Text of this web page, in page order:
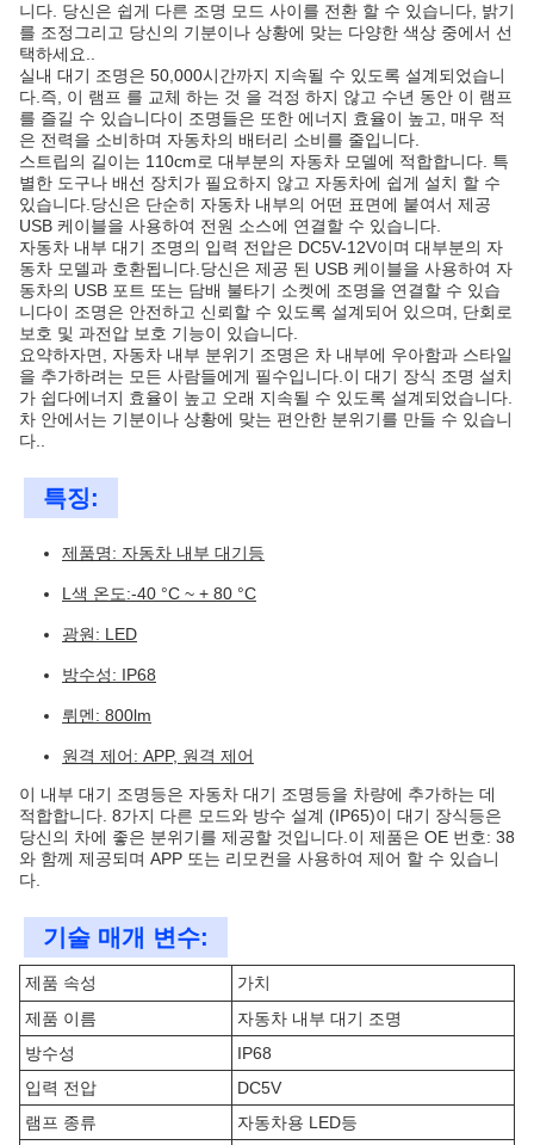
니다. 당신은 쉽게 다른 조명 모드 사이를 전환 할 수 있습니다, 밝기
를 조정그리고 당신의 기분이나 상황에 맞는 다양한 색상 중에서 선
택하세요..
실내 대기 조명은 50,000시간까지 지속될 수 있도록 설계되었습니
다.즉, 이 램프 를 교체 하는 것 을 걱정 하지 않고 수년 동안 이 램프
를 즐길 수 있습니다이 조명들은 또한 에너지 효율이 높고, 매우 적
은 전력을 소비하며 자동차의 배터리 소비를 줄입니다.
스트립의 길이는 110cm로 대부분의 자동차 모델에 적합합니다. 특
별한 도구나 배선 장치가 필요하지 않고 자동차에 쉽게 설치 할 수
있습니다.당신은 단순히 자동차 내부의 어떤 표면에 붙여서 제공
USB 케이블을 사용하여 전원 소스에 연결할 수 있습니다.
자동차 내부 대기 조명의 입력 전압은 DC5V-12V이며 대부분의 자
동차 모델과 호환됩니다.당신은 제공 된 USB 케이블을 사용하여 자
동차의 USB 포트 또는 담배 불타기 소켓에 조명을 연결할 수 있습
니다이 조명은 안전하고 신뢰할 수 있도록 설계되어 있으며, 단회로
보호 및 과전압 보호 기능이 있습니다.
요약하자면, 자동차 내부 분위기 조명은 차 내부에 우아함과 스타일
을 추가하려는 모든 사람들에게 필수입니다.이 대기 장식 조명 설치
가 쉽다에너지 효율이 높고 오래 지속될 수 있도록 설계되었습니다.
차 안에서는 기분이나 상황에 맞는 편안한 분위기를 만들 수 있습니
다..
특징:
제품명: 자동차 내부 대기등
L색 온도:-40 °C ~ + 80 °C
광원: LED
방수성: IP68
뤼멘: 800lm
원격 제어: APP, 원격 제어
이 내부 대기 조명등은 자동차 대기 조명등을 차량에 추가하는 데
적합합니다. 8가지 다른 모드와 방수 설계 (IP65)이 대기 장식등은
당신의 차에 좋은 분위기를 제공할 것입니다.이 제품은 OE 번호: 38
와 함께 제공되며 APP 또는 리모컨을 사용하여 제어 할 수 있습니
다.
기술 매개 변수:
제품 속성
가치
제품 이름
자동차 내부 대기 조명
방수성
IP68
입력 전압
DC5V
램프 종류
자동차용 LED등